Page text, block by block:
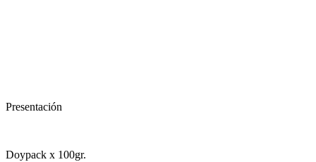
Presentación
Doypack x 100gr.